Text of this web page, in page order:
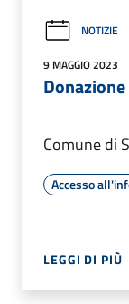
NOTIZIE
9 MAGGIO 2023
Comune di
Accesso
LEGGI DI PIÙ